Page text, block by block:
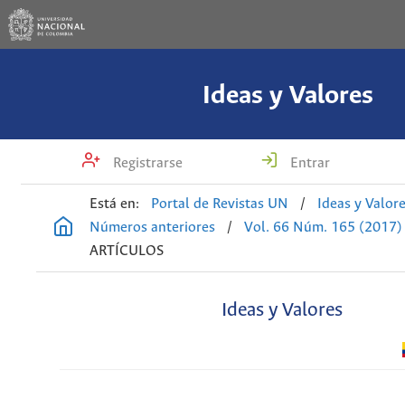
Ideas y Valores
Registrarse Entrar
Está en: Portal de Revistas UN /
Ideas y
Números anteriores
/
Vol. 66 Núm. 165 (2017)
ARTÍCULOS
Ideas y Valores